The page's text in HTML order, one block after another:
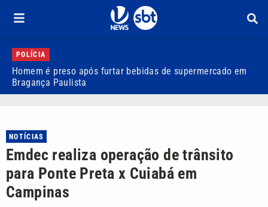
POLÍCIA
Homem é preso após furtar bebidas de supermercado em
Bragança Paulista
NOTÍCIAS
Emdec realiza operação de trânsito
para Ponte Preta x Cuiabá em
Campinas